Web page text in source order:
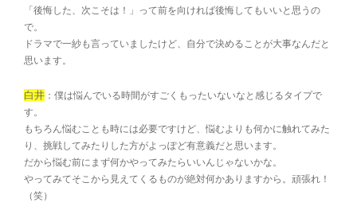
「後悔した、次こそは！」って前を向ければ後悔してもいいと思うの
で。
ドラマで一紗も言っていましたけど、自分で決めることが大事なんだと
思います。
白井 ：僕は悩んでいる時間がすごくもったいないなと感じるタイプで
す。
もちろん悩むことも時には必要ですけど、悩むよりも何かに触れてみた
り、挑戦してみたりした方がよっぽど有意義だと思います。
だから悩む前にまず何かやってみたらいいんじゃないかな。
やってみてそこから見えてくるものが絶対何かありますから。頑張れ！
（笑）